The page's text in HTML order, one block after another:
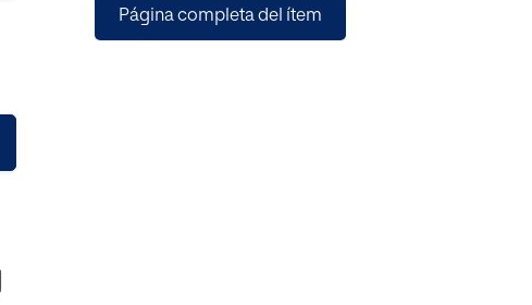
docentes que no presentan experiencia con
Página completa del ítem